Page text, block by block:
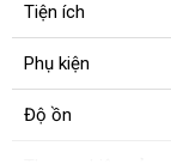
Tiện ích
Phụ kiện
Độ ồn